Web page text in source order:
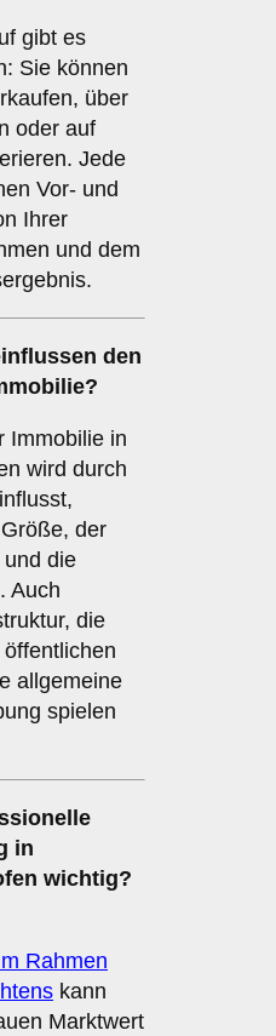
gibt es
Sie können
über
oder auf
Jede
Vor- und
Ihrer
und dem
den
Immobilie in
wird durch
der
die
Auch
die
allgemeine
spielen
in
wichtig?
Rahmen
kann
Marktwert